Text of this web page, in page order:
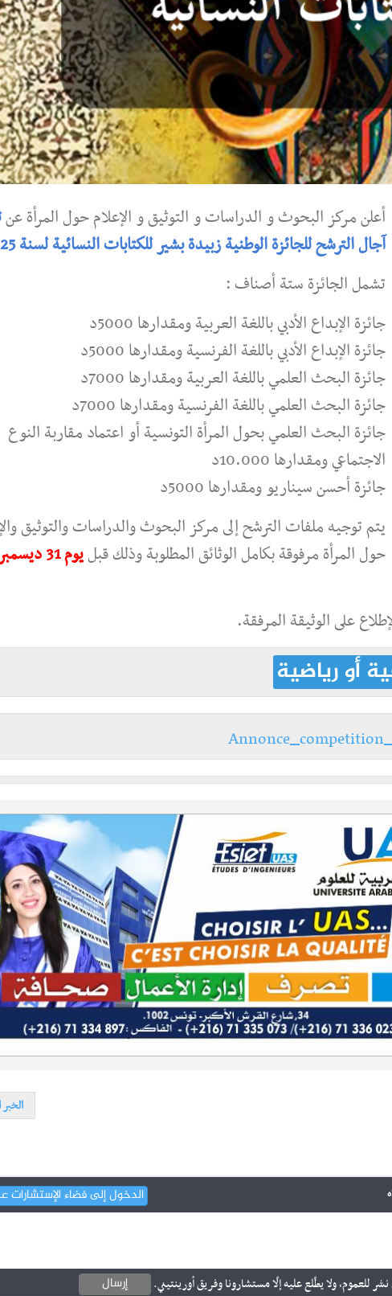
أعلن مركز البحوث و الدراسات و التوثيق و الإعلام حول المرأة عن
آجال الترشح للجائزة الوطنية زبيدة بشير للكتابات النسائية لسنة 2025.
تشمل الجائزة ستة أصناف :
جائزة الإبداع الأدبي باللغة العربية ومقدارها 5000د
جائزة الإبداع الأدبي باللغة الفرنسية ومقدارها 5000د
جائزة البحث العلمي باللغة العربية ومقدارها 7000د
جائزة البحث العلمي باللغة الفرنسية ومقدارها 7000د
جائزة البحث العلمي بحول المرأة التونسية أو اعتماد مقاربة النوع
الاجتماعي ومقدارها 10.000د
جائزة أحسن سيناريو ومقدارها 5000د
يتم توجيه ملفات الترشح إلى مركز البحوث والدراسات والتوثيق
حول المرأة مرفوقة بكامل الوثائق المطلوبة وذلك قبل
يوم 31
على الوثيقة المرفقة.
أو رياضية
الخبر
الدخول إلى فضاء الإستشارات
للعموم، ولا يطّلع عليه إلّا مستشارونا وفريق أورينتيني. إرسال